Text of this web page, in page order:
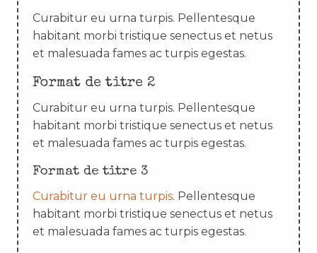
Curabitur eu urna turpis. Pellentesque
habitant morbi tristique senectus et netus
et malesuada fames ac turpis egestas.
Format de titre 2
Curabitur eu urna turpis. Pellentesque
habitant morbi tristique senectus et netus
et malesuada fames ac turpis egestas.
Format de titre 3
Curabitur eu urna turpis. Pellentesque
habitant morbi tristique senectus et netus
et malesuada fames ac turpis egestas.